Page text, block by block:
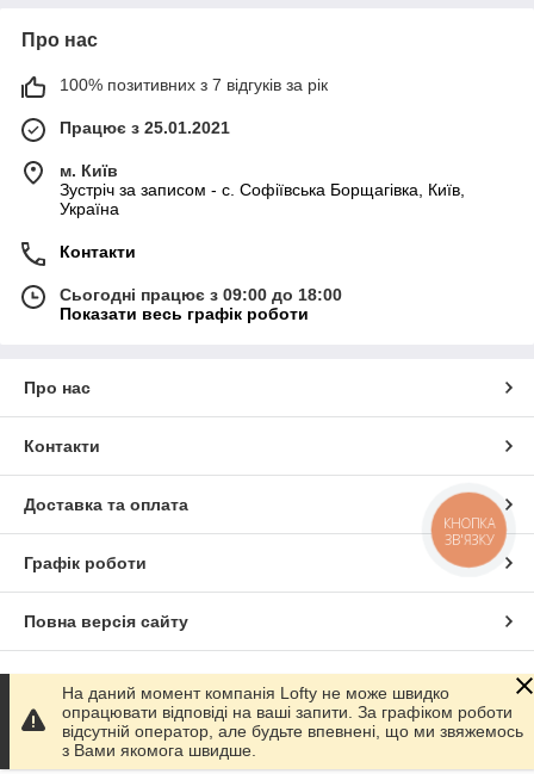
Про нас
100% позитивних з 7 відгуків за рік
Працює з 25.01.2021
м. Київ
Зустріч за записом - с. Софіївська Борщагівка, Київ,
Україна
Контакти
Сьогодні працює з 09:00 до 18:00
Показати весь графік роботи
Про нас
Контакти
Доставка та оплата
Графік роботи
Повна версія сайту
Сайт створено на маркетплейсіProm.ua
Політика конфіденційності
На даний момент компанія Lofty не може швидко
опрацювати відповіді на ваші запити. За графіком роботи
відсутній оператор, але будьте впевнені, що ми звяжемось
з Вами якомога швидше.
КНОПКА
ЗВ'ЯЗКУ